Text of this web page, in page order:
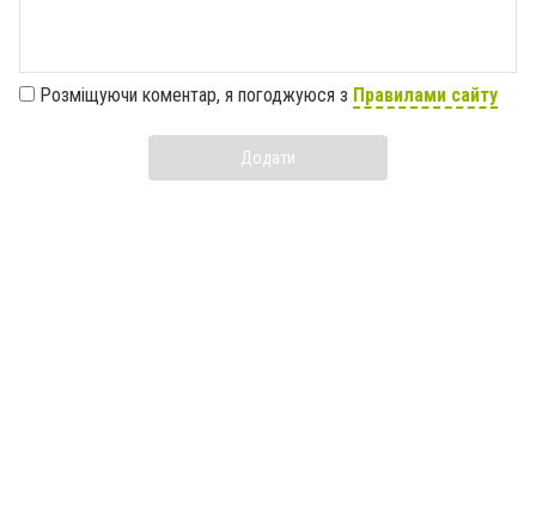
Розміщуючи коментар, я погоджуюся з Правилами сайту
Додати